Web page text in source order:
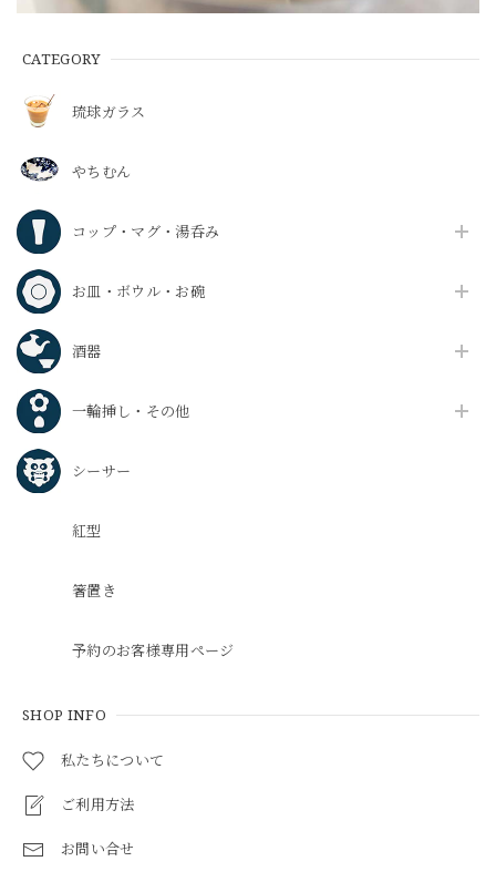
CATEGORY
琉球ガラス
やちむん
コップ・マグ・湯呑み
お皿・ボウル・お碗
酒器
一輪挿し・その他
シーサー
紅型
箸置き
予約のお客様専用ページ
SHOP INFO
私たちについて
ご利用方法
お問い合せ